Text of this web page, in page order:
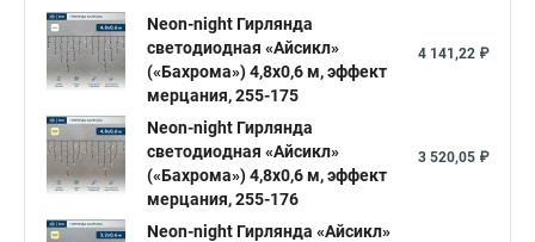
Neon-night Гирлянда
светодиодная «Айсикл»
(«Бахрома») 4,8х0,6 м, эффект
мерцания, 255-175
4 141,22 ₽
Neon-night Гирлянда
светодиодная «Айсикл»
(«Бахрома») 4,8х0,6 м, эффект
мерцания, 255-176
3 520,05 ₽
Neon-night Гирлянда «Айсикл»